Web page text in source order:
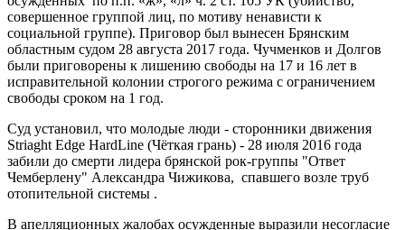
совершенное группой лиц, по мотиву ненависти к
социальной группе). Приговор был вынесен Брянским
областным судом 28 августа 2017 года. Чучменков и Долгов
были приговорены к лишению свободы на 17 и 16 лет в
исправительной колонии строгого режима с ограничением
свободы сроком на 1 год.
Суд установил, что молодые люди - сторонники движения
Striaght Edge HardLine (Чёткая грань) - 28 июля 2016 года
забили до смерти лидера брянской рок-группы "Ответ
Чемберлену" Александра Чижикова, спавшего возле труб
отопительной системы .
В апелляционных жалобах осужденные выразили несогласие